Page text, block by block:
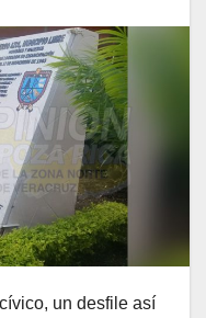
un desfile así